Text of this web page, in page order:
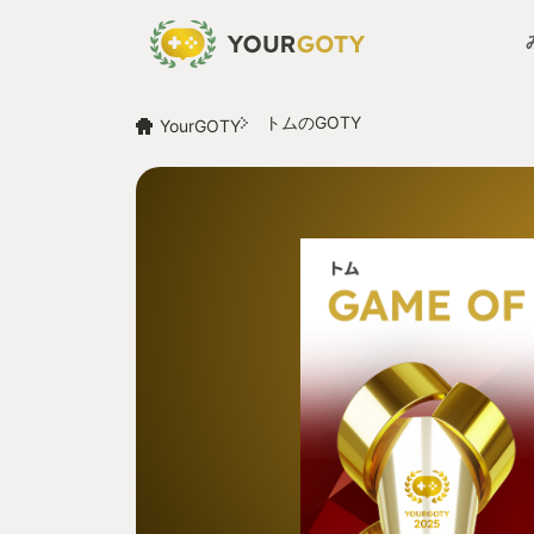
YourGOTY トムのGOTY